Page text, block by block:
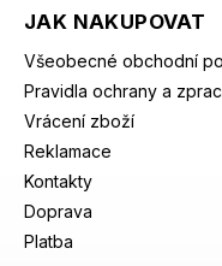
JAK NAKUPOVAT
Všeobecné obchodní
Pravidla ochrany a
Vrácení zboží
Reklamace
Kontakty
Doprava
Platba